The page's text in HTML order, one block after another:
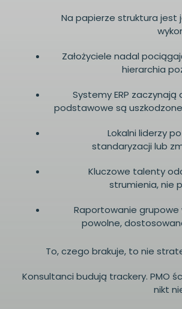
Na papierze struktura jest
Założyciele nadal
hierarchia
Systemy ERP
podstawowe są
Lokalni liderzy
standaryzacji lub
Kluczowe talenty
strumienia, nie
Raportowanie
powolne,
To, czego brakuje, to nie
Konsultanci budują trackery. PMO
nikt